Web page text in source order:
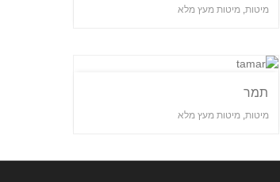
מיטות,מיטות מעץ מלא
תמר
מיטות,מיטות מעץ מלא